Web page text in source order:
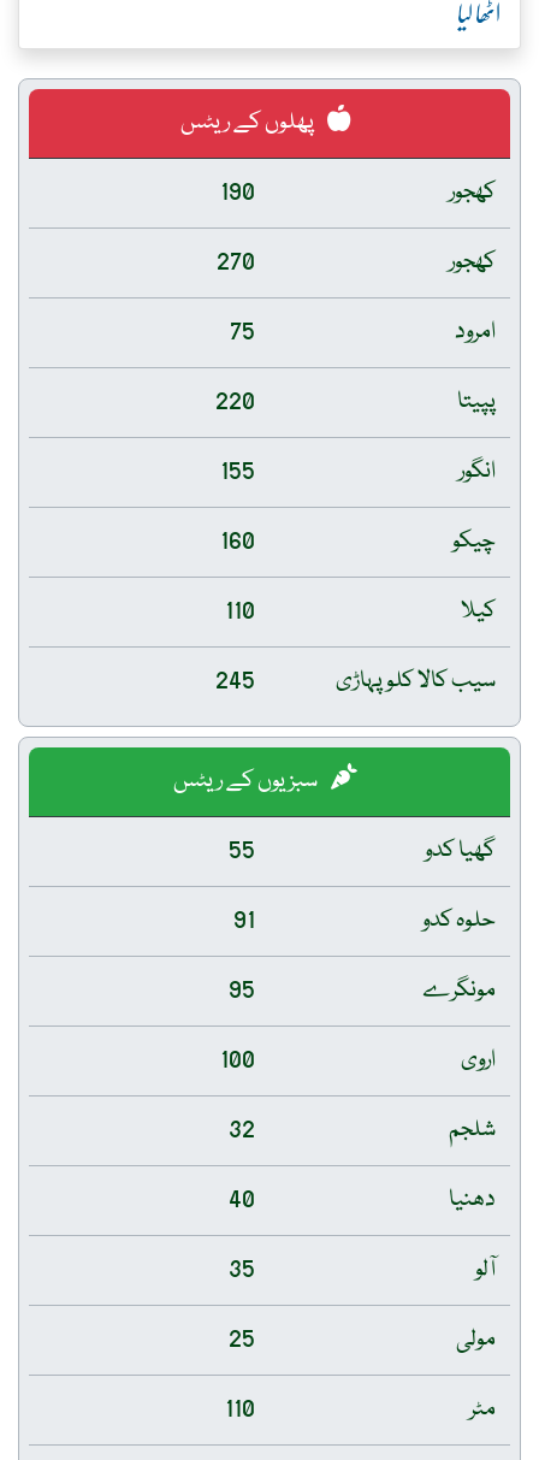
اٹھا لیا
پھلوں کے ریٹس
کھجور
190
کھجور
270
امرود
75
پپیتا
220
انگور
155
چیکو
160
کیلا
110
سیب کالا کلو پہاڑی
245
سبزیوں کے ریٹس
گھیا کدو
55
حلوہ کدو
91
مونگرے
95
اروی
100
شلجم
32
دھنیا
40
آلو
35
مولی
25
مٹر
110